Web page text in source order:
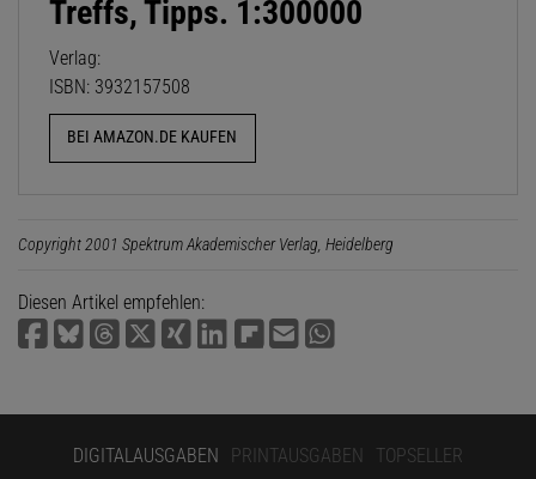
Treffs, Tipps. 1:300000
Verlag:
ISBN: 3932157508
BEI AMAZON.DE KAUFEN
Copyright 2001 Spektrum Akademischer Verlag, Heidelberg
Diesen Artikel empfehlen:
DIGITALAUSGABEN PRINTAUSGABEN TOPSELLER